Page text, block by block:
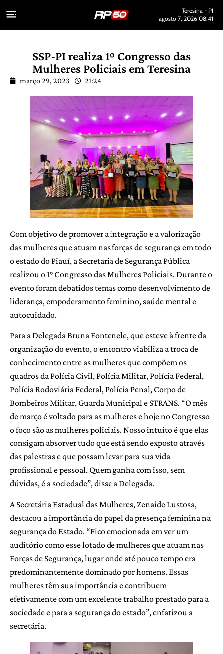
Teresina - PI
agosto 7, 2026 08:41
SSP-PI realiza 1º Congresso das
Mulheres Policiais em Teresina
março 29, 2023 21:24
Com objetivo de promover a integração e a valorização
das mulheres que atuam nas forças de segurança em todo
o estado do Piauí, a Secretaria de Segurança Pública
realizou o 1° Congresso das Mulheres Policiais. Durante o
evento foram debatidos temas como desenvolvimento de
liderança, empoderamento feminino, saúde mental e
autocuidado.
Para a Delegada Bruna Fontenele, que esteve à frente da
organização do evento, o encontro viabiliza a troca de
conhecimento entre as mulheres que compõem os
quadros da Polícia Civil, Polícia Militar, Polícia Federal,
Polícia Rodoviária Federal, Polícia Penal, Corpo de
Bombeiros Militar, Guarda Municipal e STRANS. “O mês
de março é voltado para as mulheres e hoje no Congresso
o foco são as mulheres policiais. Nosso intuito é que elas
consigam absorver tudo que está sendo exposto através
das palestras e que possam levar para sua vida
profissional e pessoal. Quem ganha com isso, sem
dúvidas, é a sociedade”, disse a Delegada.
A Secretária Estadual das Mulheres, Zenaide Lustosa,
destacou a importância do papel da presença feminina na
segurança do Estado. “Fico emocionada em ver um
auditório como esse lotado de mulheres que atuam nas
Forças de Segurança, lugar onde até pouco tempo era
predominantemente dominado por homens. Essas
mulheres têm sua importância e contribuem
efetivamente com um excelente trabalho prestado para a
sociedade e para a segurança do estado”, enfatizou a
secretária.